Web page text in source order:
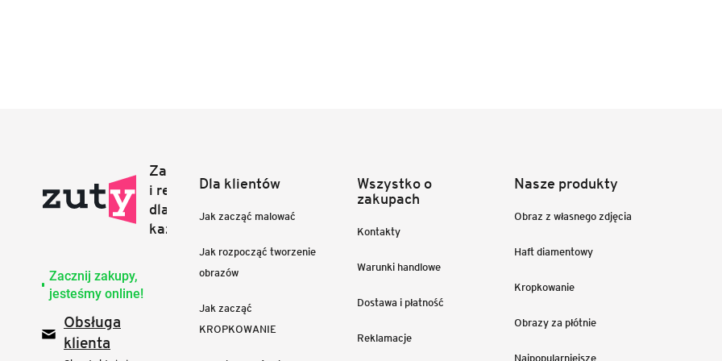
Zacznij zakupy,
jesteśmy online!
Obsługa
klienta
Dla klientów
Jak zacząć malować
Jak rozpocząć tworzenie
obrazów
Jak zacząć
KROPKOWANIE
Wszystko o
zakupach
Kontakty
Warunki handlowe
Dostawa i płatność
Reklamacje
Nasze produkty
Obraz z własnego zdjęcia
Haft diamentowy
Kropkowanie
Obrazy za płótnie
Najpopularniejsze